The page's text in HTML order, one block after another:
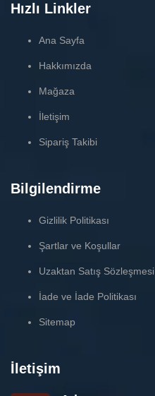
Hızlı Linkler
Ana Sayfa
Hakkımızda
Mağaza
İletişim
Sipariş Takibi
Bilgilendirme
Gizlilik Politikası
Şartlar ve Koşullar
Uzaktan Satış Sözleşmesi
İade ve İade Politikası
Sitemap
İletişim